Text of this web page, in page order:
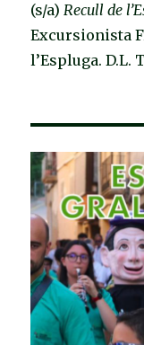
(s/a)Recull de
Excursionista
l’Espluga. D.L.